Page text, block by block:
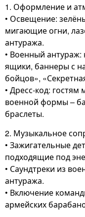
1. Оформление и
• Освещение:
мигающие огни,
антуража.
• Военный антураж:
ящики, баннеры с
бойцов»,
• Дресс-код:
военной формы –
браслеты.
2. Музыкальное
• Зажигательные
подходящие под
• Саундтреки из
антуража.
• Включение
армейских